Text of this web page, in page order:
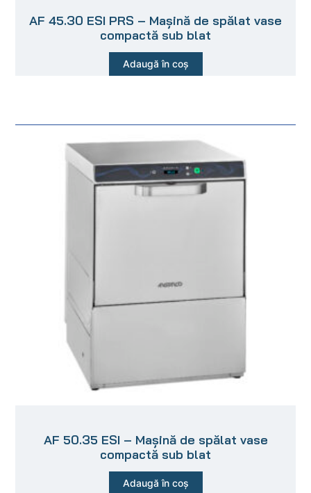
AF 45.30 ESI PRS – Mașină de spălat vase
compactă sub blat
Adaugă în coș
AF 50.35 ESI – Mașină de spălat vase
compactă sub blat
Adaugă în coș